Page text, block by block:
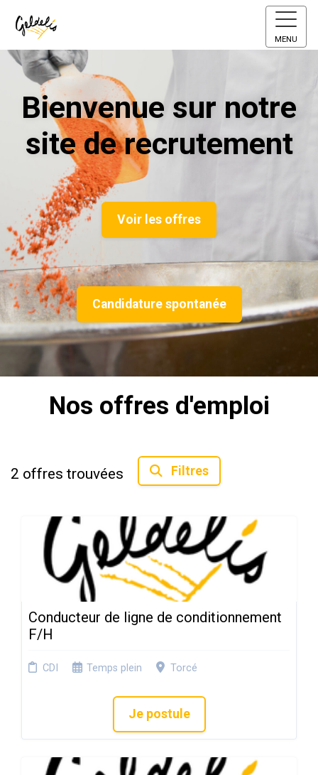
MENU
Bienvenue sur notre
site de recrutement
Voir les offres
Candidature spontanée
Nos offres d'emploi
2 offres trouvées Filtres
Conducteur de ligne de conditionnement
F/H
CDI Temps plein Torcé
Je postule